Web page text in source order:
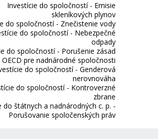
Investície do spoločností - Emisie
skleníkových plynov
do spoločností - Znečistenie vody
do spoločností - Nebezpečné
odpady
do spoločností - Porušenie zásad
OECD pre nadnárodné spoločnosti
do spoločností - Genderová
nerovnováha
do spoločností - Kontroverzné
zbrane
do štátnych a nadnárodných c. p. -
Porušovanie spoločenských práv